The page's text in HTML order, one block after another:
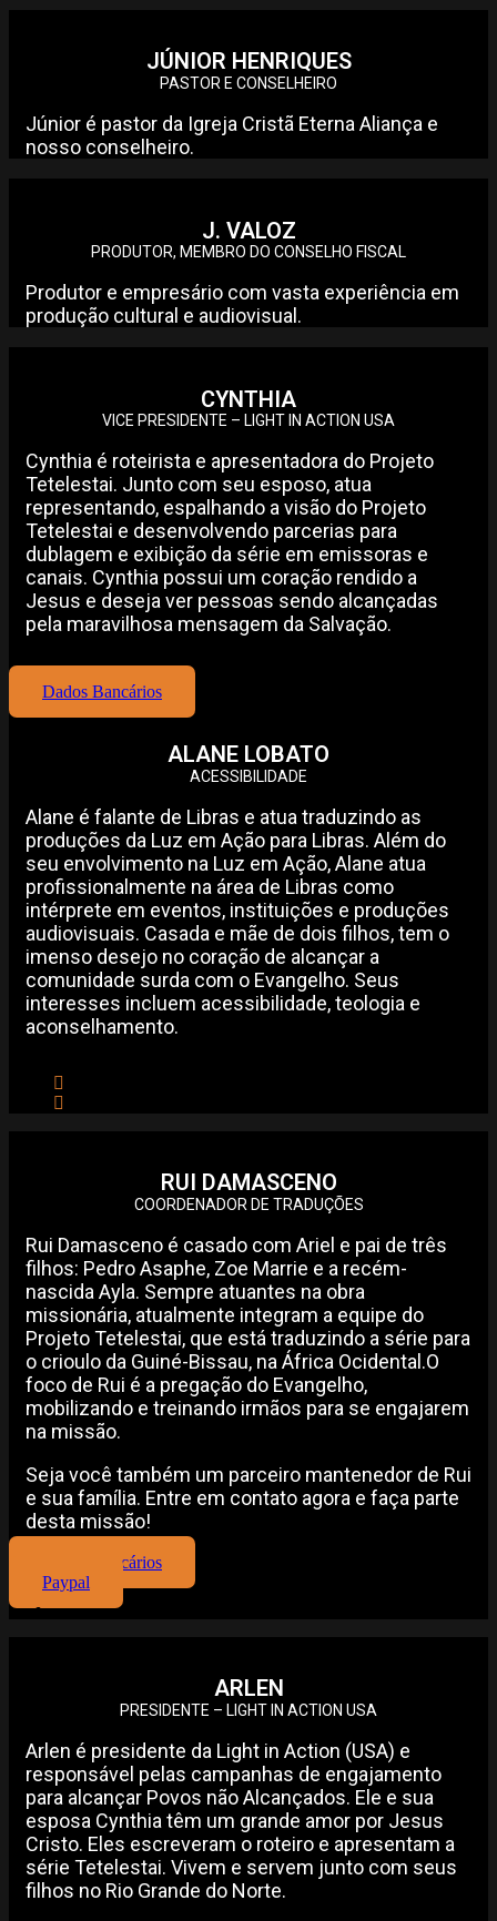
JÚNIOR HENRIQUES
PASTOR E CONSELHEIRO
Júnior é pastor da Igreja Cristã Eterna Aliança e
nosso conselheiro.
J. VALOZ
PRODUTOR, MEMBRO DO CONSELHO FISCAL
Produtor e empresário com vasta experiência em
produção cultural e audiovisual.
CYNTHIA
VICE PRESIDENTE – LIGHT IN ACTION USA
Cynthia é roteirista e apresentadora do Projeto
Tetelestai. Junto com seu esposo, atua
representando, espalhando a visão do Projeto
Tetelestai e desenvolvendo parcerias para
dublagem e exibição da série em emissoras e
canais. Cynthia possui um coração rendido a
Jesus e deseja ver pessoas sendo alcançadas
pela maravilhosa mensagem da Salvação.
Dados Bancários
ALANE LOBATO
ACESSIBILIDADE
Alane é falante de Libras e atua traduzindo as
produções da Luz em Ação para Libras. Além do
seu envolvimento na Luz em Ação, Alane atua
profissionalmente na área de Libras como
intérprete em eventos, instituições e produções
audiovisuais. Casada e mãe de dois filhos, tem o
imenso desejo no coração de alcançar a
comunidade surda com o Evangelho. Seus
interesses incluem acessibilidade, teologia e
aconselhamento.
RUI DAMASCENO
COORDENADOR DE TRADUÇÕES
Rui Damasceno é casado com Ariel e pai de três
filhos: Pedro Asaphe, Zoe Marrie e a recém-
nascida Ayla. Sempre atuantes na obra
missionária, atualmente integram a equipe do
Projeto Tetelestai, que está traduzindo a série para
o crioulo da Guiné-Bissau, na África Ocidental.O
foco de Rui é a pregação do Evangelho,
mobilizando e treinando irmãos para se engajarem
na missão.
Seja você também um parceiro mantenedor de Rui
e sua família. Entre em contato agora e faça parte
desta missão!
Dados Bancários
Paypal
ARLEN
PRESIDENTE – LIGHT IN ACTION USA
Arlen é presidente da Light in Action (USA) e
responsável pelas campanhas de engajamento
para alcançar Povos não Alcançados. Ele e sua
esposa Cynthia têm um grande amor por Jesus
Cristo. Eles escreveram o roteiro e apresentam a
série Tetelestai. Vivem e servem junto com seus
filhos no Rio Grande do Norte.